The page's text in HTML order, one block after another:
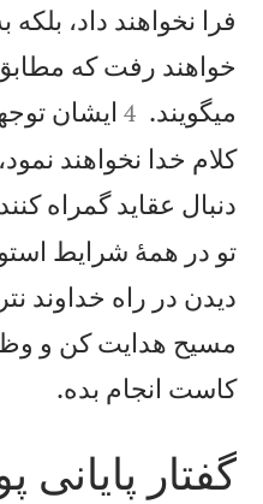
فرا نخواهند داد،
خواهند رفت كه
میگويند. 

4 ايشان
كلام خدا نخواهند
دنبال عقايد گمراه
تو در همهٔ شرايط
ديدن در راه خداوند
مسيح هدايت كن و
كاست انجام بده.
گفتار پايانی